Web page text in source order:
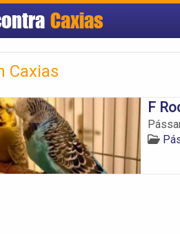
Caxias
Caxias
F